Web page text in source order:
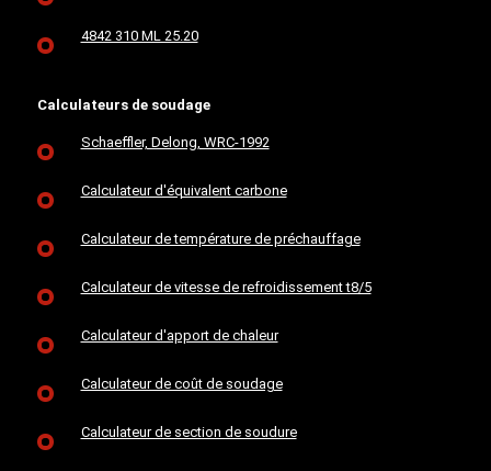
4842 310 ML 25.20
Calculateurs de soudage
Schaeffler, Delong, WRC-1992
Calculateur d'équivalent carbone
Calculateur de température de préchauffage
Calculateur de vitesse de refroidissement t8/5
Calculateur d'apport de chaleur
Calculateur de coût de soudage
Calculateur de section de soudure